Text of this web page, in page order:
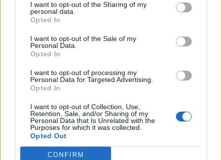
I want to opt-out of the Sharing of my
personal data.
Opted In
I want to opt-out of the Sale of my
Personal Data.
Opted In
I want to opt-out of processing my
Personal Data for Targeted Advertising.
Opted In
I want to opt-out of Collection, Use,
Retention, Sale, and/or Sharing of my
Personal Data that Is Unrelated with the
Purposes for which it was collected.
Opted Out
CONFIRM
Τέλος, με ιδιαίτερη συγκίνηση εγκαινίασα χθες το νέο
από το 2019, μια κιβωτό που περικλείει πληθώρα
αποτυπωμάτων της μακράς ιστορίας της Θεσσαλονίκης και
τις ανασκαφές για την κατασκευή του Μετρό. Το μουσείο
στεγάζεται στο πρώην στρατόπεδο Παύλου Μελά, στη Δυτική
Θεσσαλονίκη, και έρχεται να προστεθεί στα νέα πολιτιστικά
τοπόσημα της πόλης, μαζί με τους σταθμούς του Μετρό.
Πιστεύω ότι τέτοιες υποδομές δεν αφορούν μόνο τον
πολιτισμό, αλλά συνολικά την ποιότητα ζωής και την
ανάπτυξη μιας περιοχής, ιδιαίτερα σε γειτονιές που για